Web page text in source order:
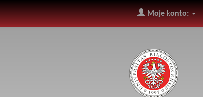
Moje konto: